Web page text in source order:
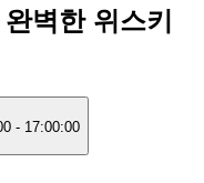
벽한 위스키
- 17:00:00